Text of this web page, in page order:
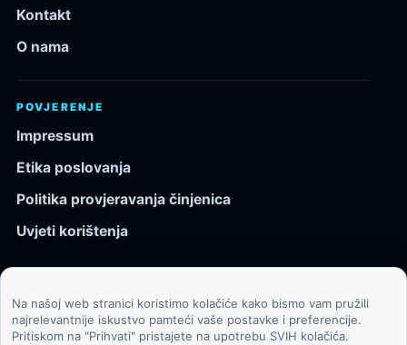
Kontakt
O nama
POVJERENJE
Impressum
Etika poslovanja
Politika provjeravanja činjenica
Uvjeti korištenja
© 2026 Kozmos.hr. Sva prava pridržana.
Na našoj web stranici koristimo kolačiće kako bismo vam pružili
najrelevantnije iskustvo pamteći vaše postavke i preferencije.
Pritiskom na "Prihvati" pristajete na upotrebu SVIH kolačića.